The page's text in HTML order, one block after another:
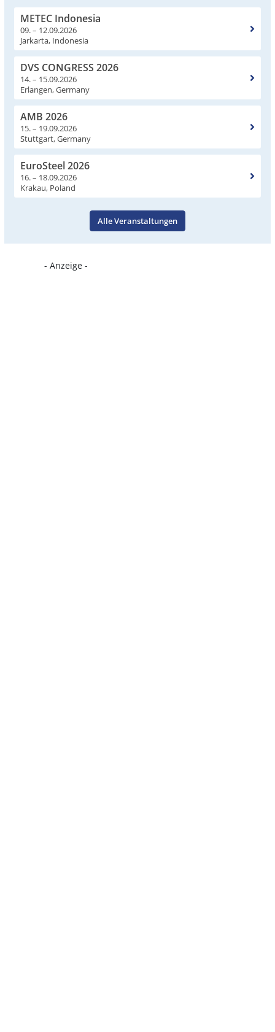
METEC Indonesia
09. – 12.09.2026
Jarkarta, Indonesia
DVS CONGRESS 2026
14. – 15.09.2026
Erlangen, Germany
AMB 2026
15. – 19.09.2026
Stuttgart, Germany
EuroSteel 2026
16. – 18.09.2026
Krakau, Poland
Alle Veranstaltungen
- Anzeige -